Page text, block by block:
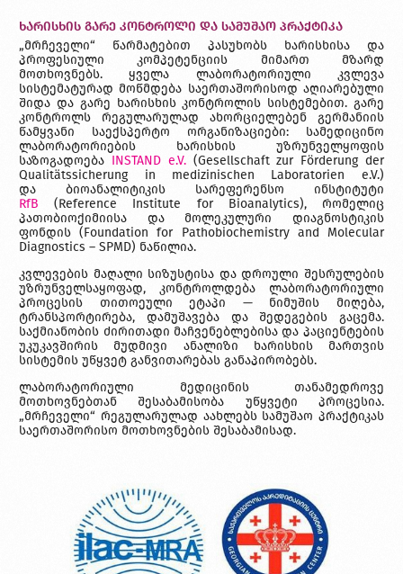
ხარისხის გარე კონტროლი და სამუშაო პრაქტიკა
„მრჩეველი“ წარმატებით პასუხობს ხარისხისა და
პროფესიული კომპეტენციის მიმართ მზარდ
მოთხოვნებს. ყველა ლაბორატორიული კვლევა
სისტემატურად მოწმდება საერთაშორისოდ აღიარებული
შიდა და გარე ხარისხის კონტროლის სისტემებით. გარე
კონტროლს რეგულარულად ახორციელებენ გერმანიის
წამყვანი საექსპერტო ორგანიზაციები: სამედიცინო
ლაბორატორიების ხარისხის უზრუნველყოფის
საზოგადოება INSTAND e.V.(Gesellschaft zur Förderung der
Qualitätssicherung in medizinischen Laboratorien e.V.)
და ბიოანალიტიკის სარეფერენსო ინსტიტუტი
RfB
(Reference Institute for Bioanalytics), რომელიც
პათობიოქიმიისა და მოლეკულური დიაგნოსტიკის
ფონდის (Foundation for Pathobiochemistry and Molecular
Diagnostics – SPMD) ნაწილია.
კვლევების მაღალი სიზუსტისა და დროული შესრულების
უზრუნველსაყოფად, კონტროლდება ლაბორატორიული
პროცესის თითოეული ეტაპი — ნიმუშის მიღება,
ტრანსპორტირება, დამუშავება და შედეგების გაცემა.
საქმიანობის ძირითადი მაჩვენებლებისა და პაციენტების
უკუკავშირის მუდმივი ანალიზი ხარისხის მართვის
სისტემის უწყვეტ განვითარებას განაპირობებს.
ლაბორატორიული მედიცინის თანამედროვე
მოთხოვნებთან შესაბამისობა უწყვეტი პროცესია.
„მრჩეველი“ რეგულარულად აახლებს სამუშაო პრაქტიკას
საერთაშორისო მოთხოვნების შესაბამისად.